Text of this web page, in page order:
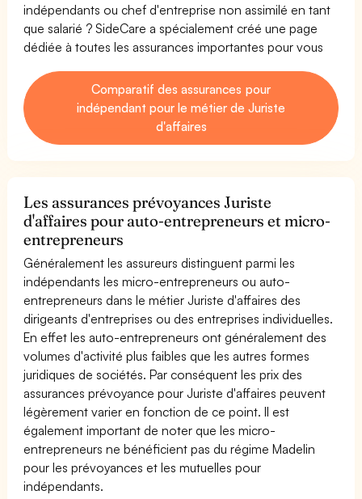
indépendants ou chef d'entreprise non assimilé en tant
que salarié ? SideCare a spécialement créé une page
dédiée à toutes les assurances importantes pour vous
Comparatif des assurances pour
indépendant pour le métier de Juriste
d'affaires
Les assurances prévoyances Juriste
d'affaires pour auto-entrepreneurs et micro-
entrepreneurs
Généralement les assureurs distinguent parmi les
indépendants les micro-entrepreneurs ou auto-
entrepreneurs dans le métier Juriste d'affaires des
dirigeants d'entreprises ou des entreprises individuelles.
En effet les auto-entrepreneurs ont généralement des
volumes d'activité plus faibles que les autres formes
juridiques de sociétés. Par conséquent les prix des
assurances prévoyance pour Juriste d'affaires peuvent
légèrement varier en fonction de ce point. Il est
également important de noter que les micro-
entrepreneurs ne bénéficient pas du régime Madelin
pour les prévoyances et les mutuelles pour
indépendants.